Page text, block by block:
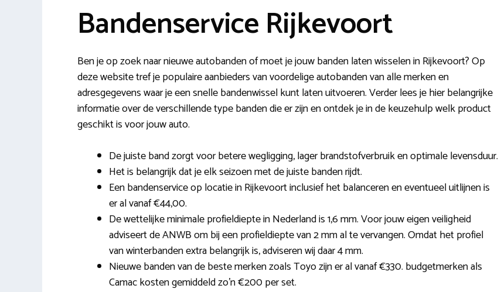
Bandenservice Rijkevoort
Ben je op zoek naar nieuwe autobanden of moet je jouw banden laten wisselen in Rijkevoort? Op
deze website tref je populaire aanbieders van voordelige autobanden van alle merken en
adresgegevens waar je een snelle bandenwissel kunt laten uitvoeren. Verder lees je hier belangrijke
informatie over de verschillende type banden die er zijn en ontdek je in de keuzehulp welk product
geschikt is voor jouw auto.
De juiste band zorgt voor betere wegligging, lager brandstofverbruik en optimale levensduur.
Het is belangrijk dat je elk seizoen met de juiste banden rijdt.
Een bandenservice op locatie in Rijkevoort inclusief het balanceren en eventueel uitlijnen is
er al vanaf €44,00.
De wettelijke minimale profieldiepte in Nederland is 1,6 mm. Voor jouw eigen veiligheid
adviseert de ANWB om bij een profieldiepte van 2 mm al te vervangen. Omdat het profiel
van winterbanden extra belangrijk is, adviseren wij daar 4 mm.
Nieuwe banden van de beste merken zoals Toyo zijn er al vanaf €330. budgetmerken als
Camac kosten gemiddeld zo’n €200 per set.